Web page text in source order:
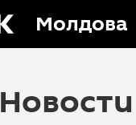
Молдова